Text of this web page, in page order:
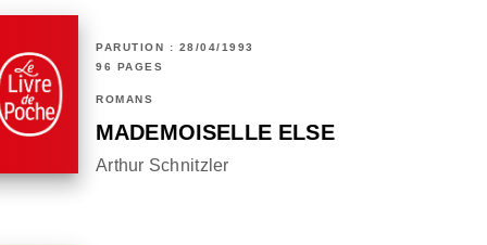
PARUTION : 28/04/1993
96 PAGES
ROMANS
MADEMOISELLE ELSE
Arthur Schnitzler